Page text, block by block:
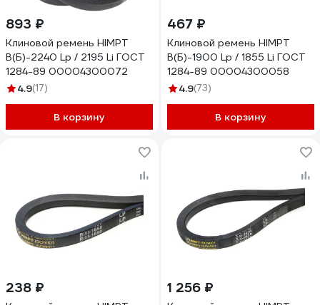
893 ₽
Клиновой ремень HIMPT
В(Б)-2240 Lp / 2195 Li ГОСТ
1284-89 00004300072
4.9(17)
В корзину
467 ₽
Клиновой ремень HIMPT
В(Б)-1900 Lp / 1855 Li ГОСТ
1284-89 00004300058
4.9(73)
В корзину
238 ₽ 1 256 ₽